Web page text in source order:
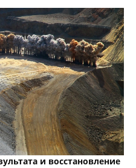
и восстановление